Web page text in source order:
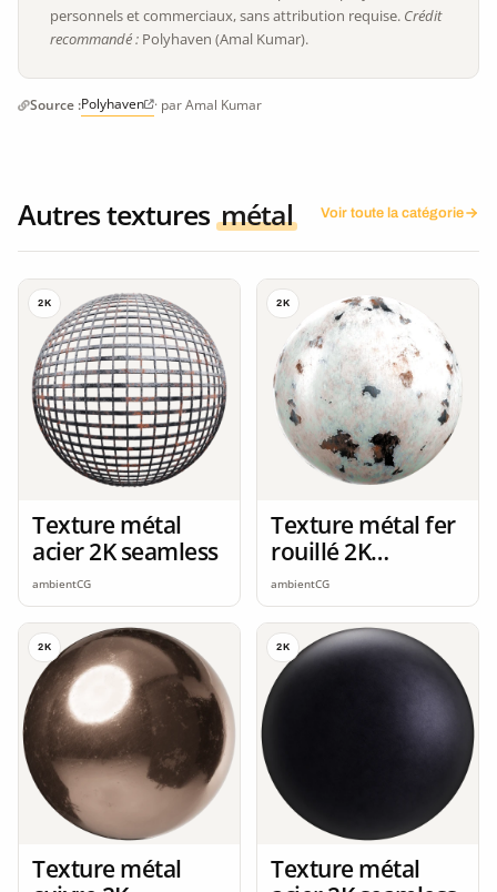
personnels et commerciaux, sans attribution requise. Crédit
recommandé : Polyhaven (Amal Kumar).
Source :Polyhaven · par Amal Kumar
Autres textures métal Voir toute la catégorie
2K
Texture métal
acier 2K seamless
ambientCG
2K
Texture métal fer
rouillé 2K
seamless
ambientCG
2K
Texture métal
2K
Texture métal